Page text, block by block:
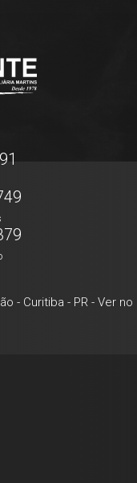
- Curitiba - PR- Ver no